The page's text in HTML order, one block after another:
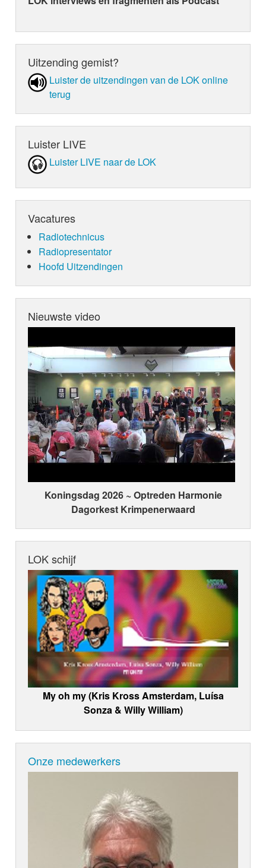
Uitzending gemist?
Luister de uit­zen­din­gen van de LOK online
terug
Luister LIVE
Luister LIVE naar de LOK
Vacatures
Radiotechnicus
Radiopresentator
Hoofd Uitzendingen
Nieuwste video
Koningsdag 2026 ~ Optreden Harmonie
Dagorkest Krimpenerwaard
LOK schijf
My oh my (Kris Kross Amsterdam, Luísa
Sonza & Willy William)
Onze medewerkers